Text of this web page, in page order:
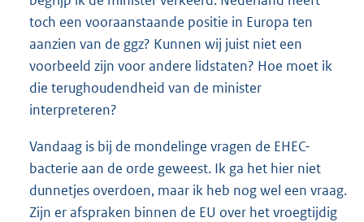
toch een vooraanstaande positie in Europa ten
aanzien van de ggz? Kunnen wij juist niet een
voorbeeld zijn voor andere lidstaten? Hoe moet ik
die terughoudendheid van de minister
interpreteren?
Vandaag is bij de mondelinge vragen de EHEC-
bacterie aan de orde geweest. Ik ga het hier niet
dunnetjes overdoen, maar ik heb nog wel een vraag.
Zijn er afspraken binnen de EU over het vroegtijdig